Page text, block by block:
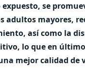
se
adultos mayores,
así como la
lo que en
mejor calidad de